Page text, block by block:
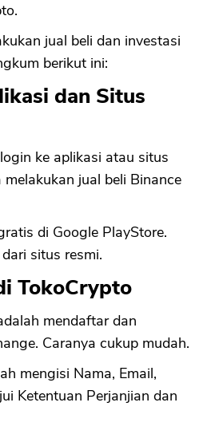
jual beli dan investasi
berikut ini:
dan Situs
ke aplikasi atau situs
jual beli Binance
di Google PlayStore.
situs resmi.
TokoCrypto
mendaftar dan
Caranya cukup mudah.
mengisi Nama, Email,
Ketentuan Perjanjian dan